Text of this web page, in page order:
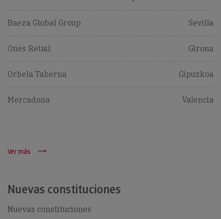
Baeza Global Group Sevilla
Ones Retail Girona
Orbela Taberna Gipuzkoa
Mercadona Valencia
Ver más
Nuevas constituciones
Nuevas constituciones